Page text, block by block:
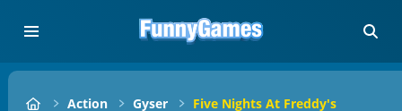
Action Gyser Five Nights At Freddy's